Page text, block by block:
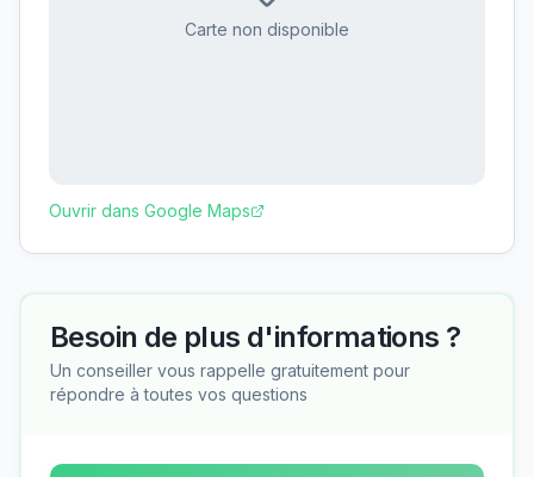
Carte non disponible
Ouvrir dans Google Maps
Besoin de plus d'informations ?
Un conseiller vous rappelle gratuitement pour
répondre à toutes vos questions